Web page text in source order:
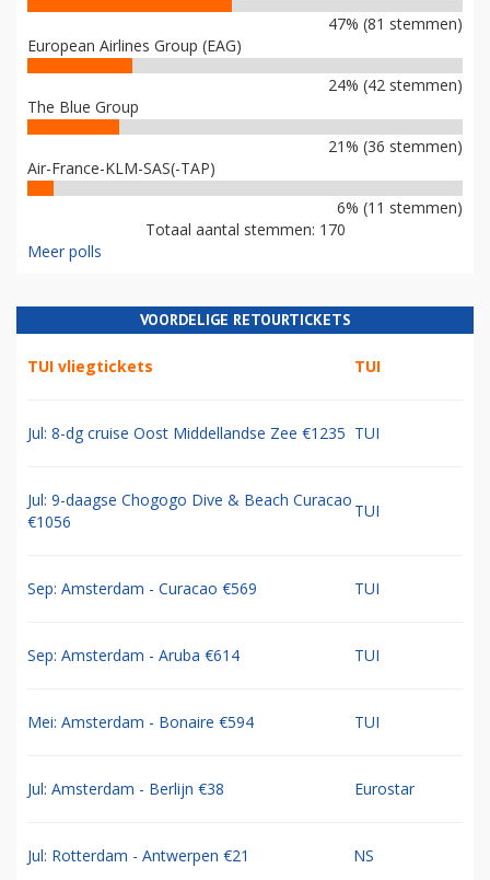
47% (81 stemmen)
European Airlines Group (EAG)
24% (42 stemmen)
The Blue Group
21% (36 stemmen)
Air-France-KLM-SAS(-TAP)
6% (11 stemmen)
Totaal aantal stemmen: 170
Meer polls
VOORDELIGE RETOURTICKETS
TUI vliegtickets TUI
Jul: 8-dg cruise Oost Middellandse Zee €1235 TUI
Jul: 9-daagse Chogogo Dive & Beach Curacao
€1056
TUI
Sep: Amsterdam - Curacao €569 TUI
Sep: Amsterdam - Aruba €614 TUI
Mei: Amsterdam - Bonaire €594 TUI
Jul: Amsterdam - Berlijn €38 Eurostar
Jul: Rotterdam - Antwerpen €21 NS